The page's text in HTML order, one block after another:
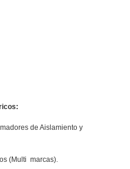
de Aislamiento y
(Multi marcas).